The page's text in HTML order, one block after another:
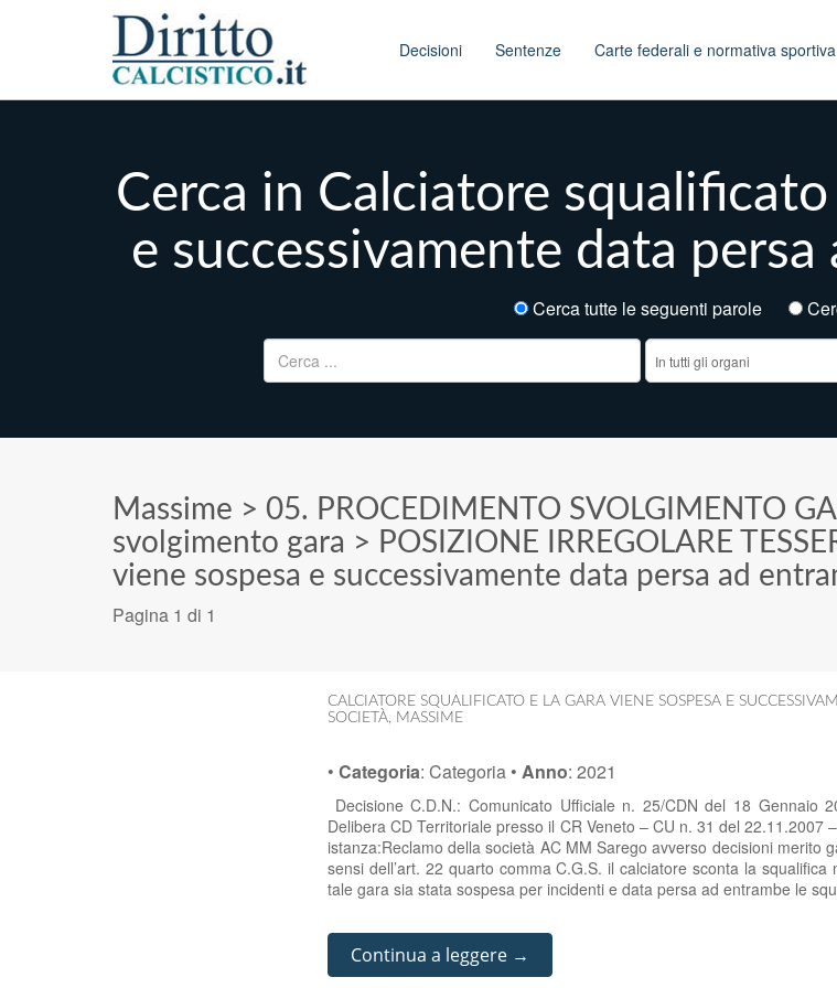
Main menu Decisioni Sentenze Carte federali e normativa sportiva
Cerca in Calciatore
e successivamente data
Cerca tutte le seguenti parole
Ricerca per:
Massime > 05. PROCEDIMENTO SVOLGIMENTO
svolgimento gara > POSIZIONE IRREGOLARE
viene sospesa e successivamente data persa ad
Pagina 1 di 1
CALCIATORE SQUALIFICATO E LA GARA VIENE SOSPESA E
SOCIETÀ, MASSIME
• Categoria: Categoria • Anno: 2021
Decisione C.D.N.: Comunicato Ufficiale n. 25/CDN del 18 Gennaio
Delibera CD Territoriale presso il CR Veneto – CU n. 31 del
istanza:Reclamo della società AC MM Sarego avverso decisioni merito
sensi dell’art. 22 quarto comma C.G.S. il calciatore sconta la
tale gara sia stata sospesa per incidenti e data persa ad entrambe le
Continua a leggere →